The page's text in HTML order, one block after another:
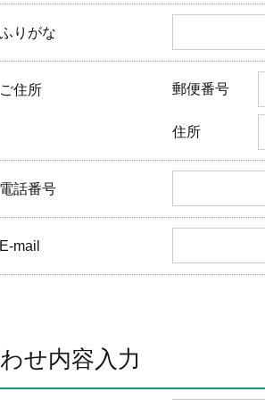
ループ内で共同利用する人事関連システ
クトメール等を利用したアンケート・
の収集手段
、連絡先、勤務先等の個人情報を書面
管理･監督
の遂行のために業務を委託する場合、
の提供
の管理
ふりがな
ご住所 郵便番号
住所
電話番号
E-mail
せ内容入力